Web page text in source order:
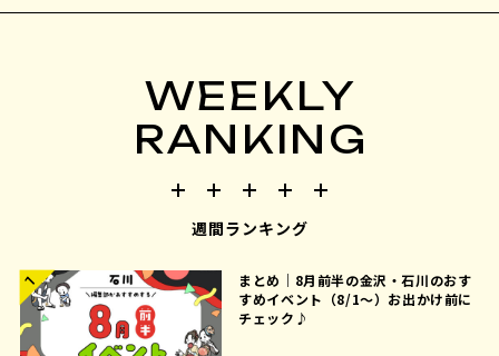
WEEKLY
RANKING
週間ランキング
1
まとめ｜8月前半の金沢・石川のおす
すめイベント（8/1〜）お出かけ前に
チェック♪